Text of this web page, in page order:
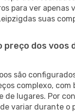
para ver apenas
suas
preço dos voos
são
complexo, com
de lugares. Por
variar durante o